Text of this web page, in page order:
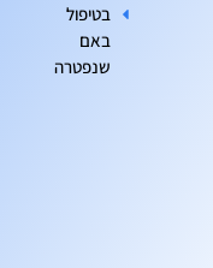
בטיפול
באם
שנפטרה